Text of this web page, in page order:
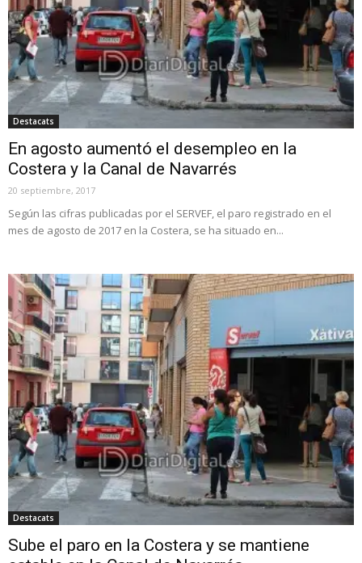
Destacats
En agosto aumentó el desempleo en la
Costera y la Canal de Navarrés
20 septiembre, 2017
Según las cifras publicadas por el SERVEF, el paro registrado en el
mes de agosto de 2017 en la Costera, se ha situado en...
Destacats
Sube el paro en la Costera y se mantiene